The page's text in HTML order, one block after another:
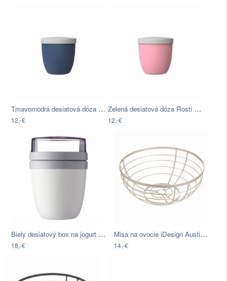
Tmavomodrá desiatová dóza Rosti Mepal…
12,-€
Zelená desiatová dóza Rosti Mepal…
12,-€
Biely desiatový box na jogurt Rosti…
18,-€
Misa na ovocie iDesign Austin, ø 27,31…
14,-€